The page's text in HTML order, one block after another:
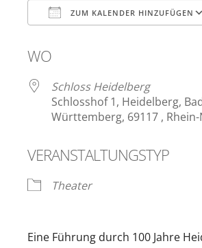
ZUM KALENDER HINZUFÜGEN
WO
Schloss Heidelberg
Schlosshof 1, Heidelberg,
Württemberg, 69117 ,
VERANSTALTUNGSTYP
Theater
Eine Führung durch 100 Jahre